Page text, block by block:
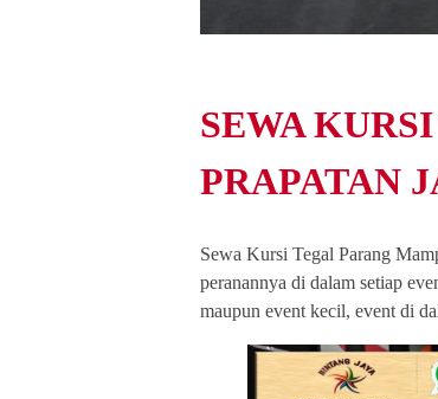
SEWA
PRAPATAN
Sewa Kursi Tegal Parang
peranannya di dalam setiap
maupun event kecil, event di